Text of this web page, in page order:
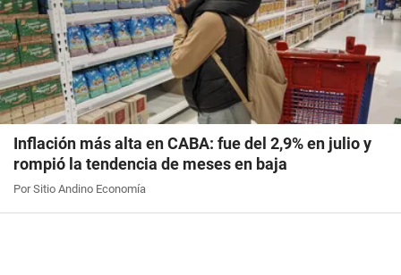
Inflación más alta en CABA: fue del 2,9% en julio y
rompió la tendencia de meses en baja
Por Sitio Andino Economía